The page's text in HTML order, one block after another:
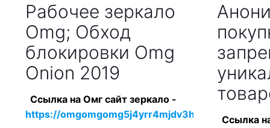
Рабочее зеркало
Omg; Обход
блокировки Omg
Onion 2019
Ссылка на Омг сайт зеркало -
https://
Ссылка